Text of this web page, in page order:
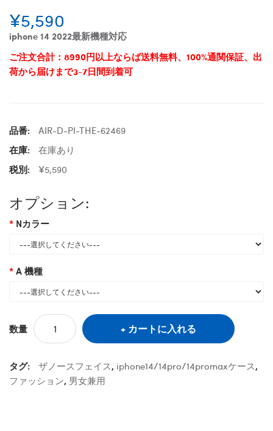
¥5,590
iphone 14 2022最新機種対応
ご注文合計：8990円以上ならば送料無料、100%通関保証、出
荷から届けまで3-7日間到着可
品番:
AIR-D-PI-THE-62469
在庫:
在庫あり
税別:
¥5,590
オプション:
Nカラー
A 機種
数量 カートに入れる
タグ: ザノースフェイス, iphone14/14pro/14promaxケース,
ファッション, 男女兼用